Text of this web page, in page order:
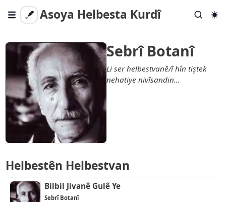
Asoya Helbesta Kurdî
Gotar
Helbestên Tevlihev
Helbest Bişîne
Lêgerîna Berfireh
Em Kî Ne?
Sebrî Botanî
Li ser helbestvanê/î hîn tiştek
nehatiye nivîsandin...
Helbestên Helbestvan
Bilbil Jivanê Gulê Ye
Sebrî Botanî